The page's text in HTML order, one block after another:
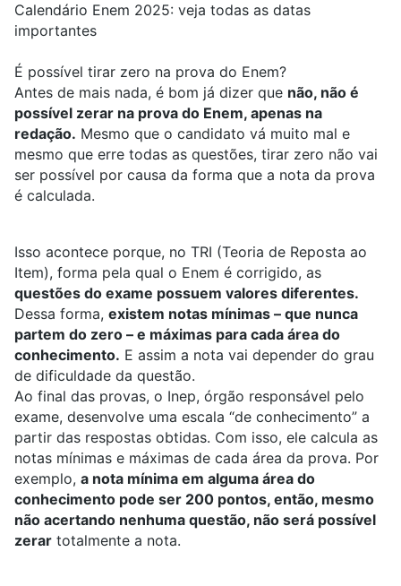
Calendário Enem 2025: veja todas as datas
importantes
É possível tirar zero na prova do Enem?
Antes de mais nada, é bom já dizer que não, não é
possível zerar na prova do Enem, apenas na
redação. Mesmo que o candidato vá muito mal e
mesmo que erre todas as questões, tirar zero não vai
ser possível por causa da forma que a nota da prova
é calculada.
Isso acontece porque, no TRI (Teoria de Reposta ao
Item), forma pela qual o Enem é corrigido, as
questões do exame possuem valores diferentes.
Dessa forma, existem notas mínimas – que nunca
partem do zero – e máximas para cada área do
conhecimento. E assim a nota vai depender do grau
de dificuldade da questão.
Ao final das provas, o Inep, órgão responsável pelo
exame, desenvolve uma escala “de conhecimento” a
partir das respostas obtidas. Com isso, ele calcula as
notas mínimas e máximas de cada área da prova. Por
exemplo, a nota mínima em alguma área do
conhecimento pode ser 200 pontos, então, mesmo
não acertando nenhuma questão, não será possível
zerar totalmente a nota.